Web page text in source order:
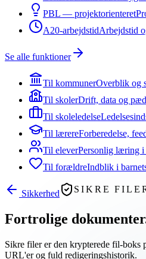
PBL — projektorienteret
A20-arbejdstidArbejdstid
Se alle funktioner
Til kommunerOverblik og
Til skolerDrift, data og
Til skoleledelse
Til lærereForberedelse,
Til eleverPersonlig læring i
Til forældreIndblik i
Sikkerhed SIKRE
Fortrolige
Sikre filer er den krypterede fil-boks
URL'er og fuld redigeringshistorik.